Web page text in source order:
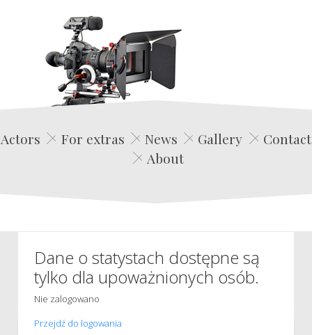
Edwin Film Agencja Aktorska
Actors For extras News Gallery
Contact
About
Dane o statystach dostępne są
tylko dla upoważnionych osób.
Nie zalogowano
Przejdź do logowania